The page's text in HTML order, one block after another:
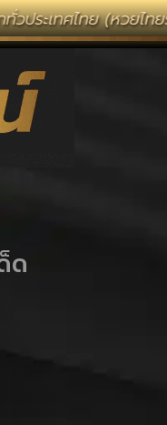
(หวยไทยรัฐ หวยแม่จำ
ด